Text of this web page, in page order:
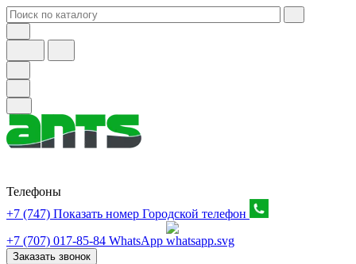
Телефоны
+7 (747) Показать номер Городской телефон
+7 (707) 017-85-84 WhatsApp
Заказать звонок